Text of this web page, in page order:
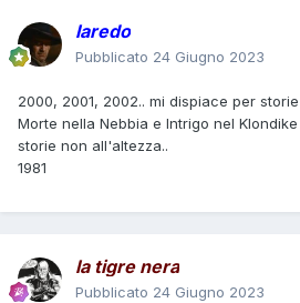
laredo
Pubblicato 24 Giugno 2023
2000, 2001, 2002.. mi dispiace per
Morte nella Nebbia e Intrigo nel
storie non all'altezza..
1981
la tigre nera
Pubblicato 24 Giugno 2023